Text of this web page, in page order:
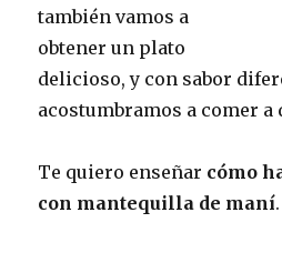
también vamos a
obtener un plato
delicioso, y con sabor
acostumbramos a comer a
Te quiero enseñar cómo
con mantequilla de maní.